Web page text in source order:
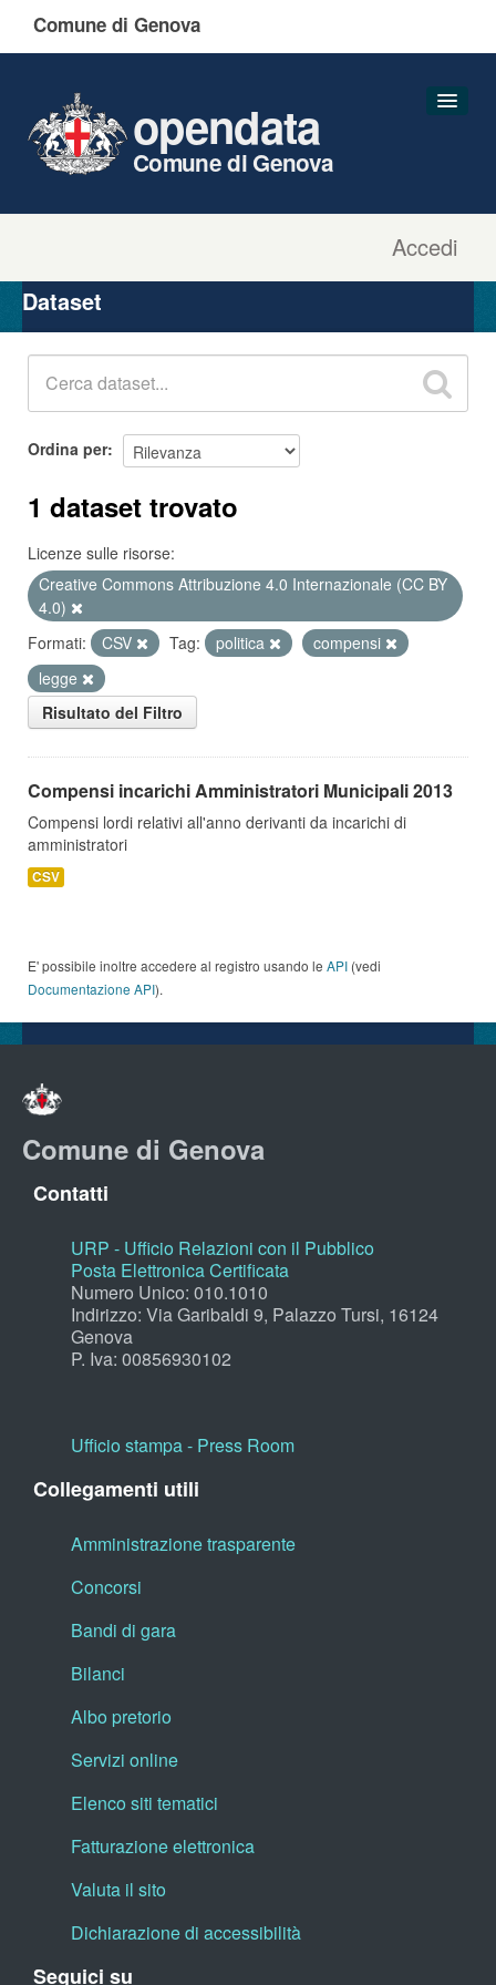
Comune di Genova
Accedi
opendata
Comune di Genova
Organizzazioni
Gruppi
Dataset
Ordina per
1 dataset trovato
Licenze sulle risorse:
Creative Commons Attribuzione 4.0 Internazionale (CC BY
4.0)
Formati:
CSV Tag: politica
compensi
legge
Risultato del Filtro
Compensi incarichi Amministratori Municipali 2013
Compensi lordi relativi all'anno derivanti da incarichi di
amministratori
CSV
E' possibile inoltre accedere al registro usando le API (vedi
Documentazione API).
Comune di Genova
Contatti
URP - Ufficio Relazioni con il Pubblico
Posta Elettronica Certificata
Numero Unico: 010.1010
Indirizzo: Via Garibaldi 9, Palazzo Tursi, 16124
Genova
P. Iva: 00856930102
Ufficio stampa - Press Room
Collegamenti utili
Amministrazione trasparente
Concorsi
Bandi di gara
Bilanci
Albo pretorio
Servizi online
Elenco siti tematici
Fatturazione elettronica
Valuta il sito
Dichiarazione di accessibilità
Seguici su